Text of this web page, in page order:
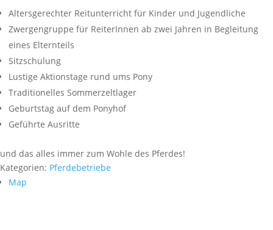
Altersgerechter Reitunterricht für Kinder und Jugendliche
Zwergengruppe für ReiterInnen ab zwei Jahren in Begleitung
eines Elternteils
Sitzschulung
Lustige Aktionstage rund ums Pony
Traditionelles Sommerzeltlager
Geburtstag auf dem Ponyhof
Geführte Ausritte
und das alles immer zum Wohle des Pferdes!
Kategorien: Pferdebetriebe
Map